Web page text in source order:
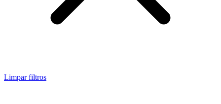
Limpar filtros